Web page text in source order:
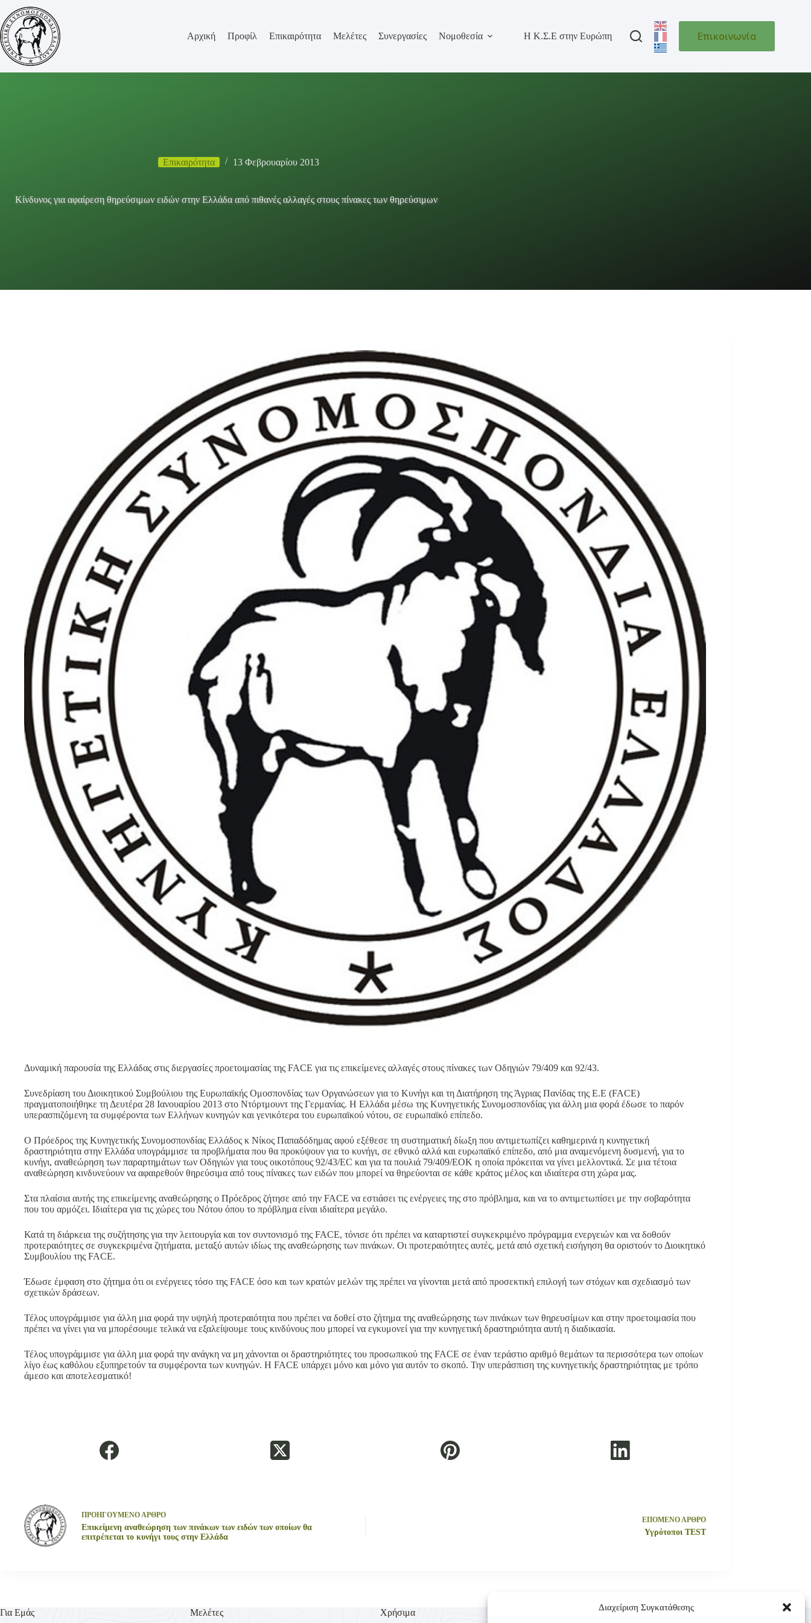
Διαχείριση Συγκατάθεσης
Μετάβαση
στο
περιεχόμενο
Αρχική
Προφίλ Επικαιρότητα Μελέτες Συνεργασίες Νομοθεσία Η Κ.Σ.Ε στην Ευρώπη Επικοινωνία
Επικαιρότητα 13 Φεβρουαρίου 2013
Κίνδυνος για αφαίρεση θηρεύσιμων ειδών στην Ελλάδα από πιθανές αλλαγές στους πίνακες των θηρεύσιμων
Δυναμική παρουσία της Ελλάδας στις διεργασίες προετοιμασίας της FACE για τις επικείμενες αλλαγές στους πίνακες των Οδηγιών 79/409 και 92/43.
Συνεδρίαση του Διοικητικού Συμβούλιου της Ευρωπαϊκής Ομοσπονδίας των Οργανώσεων για το Κυνήγι και τη Διατήρηση της Άγριας Πανίδας της Ε.Ε (FACE)
πραγματοποιήθηκε τη Δευτέρα 28 Ιανουαρίου 2013 στο Ντόρτμουντ της Γερμανίας. Η Ελλάδα μέσω της Κυνηγετικής Συνομοσπονδίας για άλλη μια φορά έδωσε το παρόν
υπερασπιζόμενη τα συμφέροντα των Ελλήνων κυνηγών και γενικότερα του ευρωπαϊκού νότου, σε ευρωπαϊκό επίπεδο.
Ο Πρόεδρος της Κυνηγετικής Συνομοσπονδίας Ελλάδος κ Νίκος Παπαδόδημας αφού εξέθεσε τη συστηματική δίωξη που αντιμετωπίζει καθημερινά η κυνηγετική
δραστηριότητα στην Ελλάδα υπογράμμισε τα προβλήματα που θα προκύψουν για το κυνήγι, σε εθνικό αλλά και ευρωπαϊκό επίπεδο, από μια αναμενόμενη δυσμενή, για το
κυνήγι, αναθεώρηση των παραρτημάτων των Οδηγιών για τους οικοτόπους 92/43/EC και για τα πουλιά 79/409/ΕΟΚ η οποία πρόκειται να γίνει μελλοντικά. Σε μια τέτοια
αναθεώρηση κινδυνεύουν να αφαιρεθούν θηρεύσιμα από τους πίνακες των ειδών που μπορεί να θηρεύονται σε κάθε κράτος μέλος και ιδιαίτερα στη χώρα μας.
Στα πλαίσια αυτής της επικείμενης αναθεώρησης ο Πρόεδρος ζήτησε από την FACE να εστιάσει τις ενέργειες της στο πρόβλημα, και να το αντιμετωπίσει με την σοβαρότητα
που του αρμόζει. Ιδιαίτερα για τις χώρες του Νότου όπου το πρόβλημα είναι ιδιαίτερα μεγάλο.
Κατά τη διάρκεια της συζήτησης για την λειτουργία και τον συντονισμό της FACE, τόνισε ότι πρέπει να καταρτιστεί συγκεκριμένο πρόγραμμα ενεργειών και να δοθούν
προτεραιότητες σε συγκεκριμένα ζητήματα, μεταξύ αυτών ιδίως της αναθεώρησης των πινάκων. Οι προτεραιότητες αυτές, μετά από σχετική εισήγηση θα οριστούν το Διοικητικό
Συμβουλίου της FACE.
Έδωσε έμφαση στο ζήτημα ότι οι ενέργειες τόσο της FACE όσο και των κρατών μελών της πρέπει να γίνονται μετά από προσεκτική επιλογή των στόχων και σχεδιασμό των
σχετικών δράσεων.
Τέλος υπογράμμισε για άλλη μια φορά την υψηλή προτεραιότητα που πρέπει να δοθεί στο ζήτημα της αναθεώρησης των πινάκων των θηρευσίμων και στην προετοιμασία που
πρέπει να γίνει για να μπορέσουμε τελικά να εξαλείψουμε τους κινδύνους που μπορεί να εγκυμονεί για την κυνηγετική δραστηριότητα αυτή η διαδικασία.
Τέλος υπογράμμισε για άλλη μια φορά την ανάγκη να μη χάνονται οι δραστηριότητες του προσωπικού της FACE σε έναν τεράστιο αριθμό θεμάτων τα περισσότερα των οποίων
λίγο έως καθόλου εξυπηρετούν τα συμφέροντα των κυνηγών. Η FACE υπάρχει μόνο και μόνο για αυτόν το σκοπό. Την υπεράσπιση της κυνηγετικής δραστηριότητας με τρόπο
άμεσο και αποτελεσματικό!
ΠΡΟΗΓΟΥΜΕΝΟΑΡΘΡΟ
Επικείμενη αναθεώρηση των πινάκων των ειδών των οποίων θα
επιτρέπεται το κυνήγι τους στην Ελλάδα
ΕΠΟΜΕΝΟΑΡΘΡΟ
Υγρότοποι TEST
Για Εμάς Μελέτες Χρήσιμα Επικοινωνία